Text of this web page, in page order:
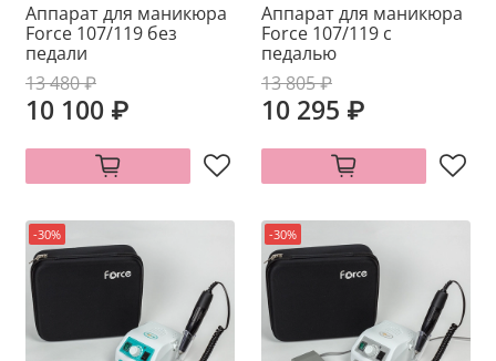
Аппарат для маникюра
Force 107/119 без
педали
13 480 ₽
10 100 ₽
Аппарат для маникюра
Force 107/119 с
педалью
13 805 ₽
10 295 ₽
-30% -30%